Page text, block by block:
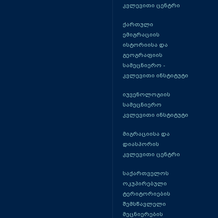
კვლევითი ცენტრი
ქართული
ემიგრაციის
ისტორიისა და
გეოგრაფიის
სამეცნიერო -
კვლევითი ინსტიტუტი
იუვენოლოგიის
სამეცნიერო
კვლევითი ინსტიტუტი
მიგრაციისა და
დიასპორის
კვლევითი ცენტრი
საქართველოს
ოკუპირებული
ტერიტორიების
შემსწავლელი
მეცნიერების